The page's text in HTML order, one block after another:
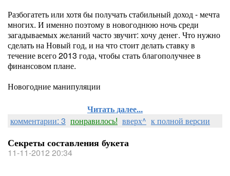
Разбогатеть или хотя бы получать стабильный доход - мечта
многих. И именно поэтому в новогоднюю ночь среди
загадываемых желаний часто звучит: хочу денег. Что нужно
сделать на Новый год, и на что стоит делать ставку в
течение всего 2013 года, чтобы стать благополучнее в
финансовом плане.
Новогодние манипуляции
Читать далее...
комментарии: 3 понравилось! вверх^ к полной версии
Секреты составления букета
11-11-2012 20:34